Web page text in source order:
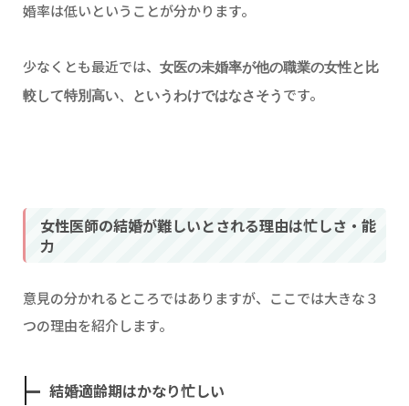
婚率は低いということが分かります。
少なくとも最近では、
女医の未婚率が他の職業の女性と比
較して特別高い、というわけではなさそう です。
女性医師の結婚が難しいとされる理由は忙しさ・能
力
意見の分かれるところではありますが、ここでは大きな３
つの理由を紹介します。
結婚適齢期はかなり忙しい